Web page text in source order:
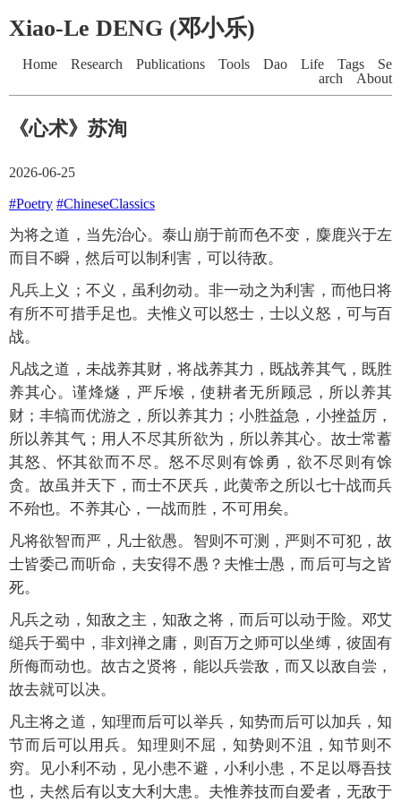
Xiao-Le DENG (邓小乐)
Home Research Publications Tools Dao Life Tags
Se
arch
About
《心术》苏洵
2026-06-25
#Poetry #ChineseClassics
为将之道，当先治心。泰山崩于前而色不变，麋鹿兴于左
而目不瞬，然后可以制利害，可以待敌。
凡兵上义；不义，虽利勿动。非一动之为利害，而他日将
有所不可措手足也。夫惟义可以怒士，士以义怒，可与百
战。
凡战之道，未战养其财，将战养其力，既战养其气，既胜
养其心。谨烽燧，严斥堠，使耕者无所顾忌，所以养其
财；丰犒而优游之，所以养其力；小胜益急，小挫益厉，
所以养其气；用人不尽其所欲为，所以养其心。故士常蓄
其怒、怀其欲而不尽。怒不尽则有馀勇，欲不尽则有馀
贪。故虽并天下，而士不厌兵，此黄帝之所以七十战而兵
不殆也。不养其心，一战而胜，不可用矣。
凡将欲智而严，凡士欲愚。智则不可测，严则不可犯，故
士皆委己而听命，夫安得不愚？夫惟士愚，而后可与之皆
死。
凡兵之动，知敌之主，知敌之将，而后可以动于险。邓艾
缒兵于蜀中，非刘禅之庸，则百万之师可以坐缚，彼固有
所侮而动也。故古之贤将，能以兵尝敌，而又以敌自尝，
故去就可以决。
凡主将之道，知理而后可以举兵，知势而后可以加兵，知
节而后可以用兵。知理则不屈，知势则不沮，知节则不
穷。见小利不动，见小患不避，小利小患，不足以辱吾技
也，夫然后有以支大利大患。夫惟养技而自爱者，无敌于